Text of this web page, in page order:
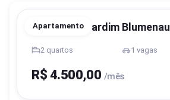
Apartamento
Blumenau, Jardim Blumenau
2 quartos 1 vagas
R$ 4.500,00 /mês